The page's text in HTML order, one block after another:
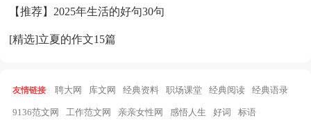
【推荐】2025年生活的好句30句
[精选]立夏的作文15篇
友情链接: 聘大网 库文网 经典资料 职场课堂 经典阅读 经典语录
9136范文网 工作范文网 亲亲女性网 感悟人生 好词 标语